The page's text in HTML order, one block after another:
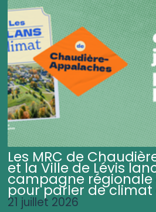
Les MRC de
et la Ville de Lévis
campagne
pour parler de
21 juillet 2026